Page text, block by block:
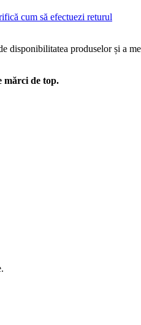
cum să efectuezi returul
disponibilitatea produselor și a
mărci de top.